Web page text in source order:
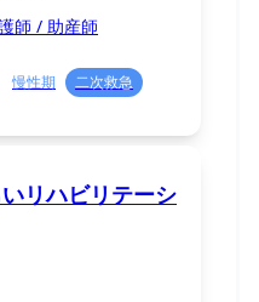
師 / 助産師
慢性期
二次救急
リハビリテーシ